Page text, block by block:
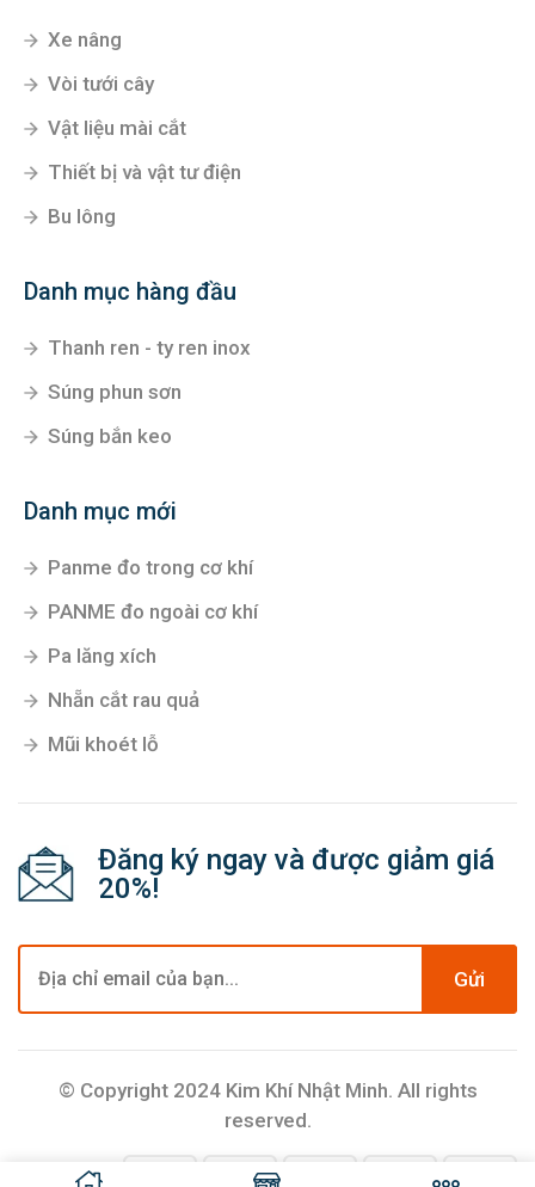
Xe nâng
Vòi tưới cây
Vật liệu mài cắt
Thiết bị và vật tư điện
Bu lông
Danh mục hàng đầu
Thanh ren - ty ren inox
Súng phun sơn
Súng bắn keo
Danh mục mới
Panme đo trong cơ khí
PANME đo ngoài cơ khí
Pa lăng xích
Nhẵn cắt rau quả
Mũi khoét lỗ
Đăng ký ngay và được giảm giá
20%!
Gửi
© Copyright 2024 Kim Khí Nhật Minh. All rights
reserved.